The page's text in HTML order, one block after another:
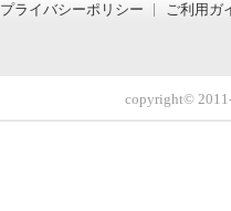
プライバシーポリシー
ご利用ガ
copyright©